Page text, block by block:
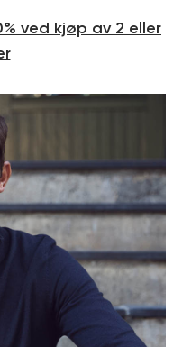
ved kjøp av 2 eller